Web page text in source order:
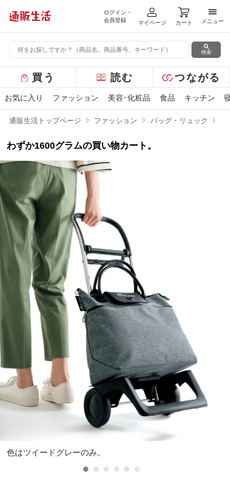
ログイン・
会員登録
マイページ カート
メニ
メニュー
検索
ー
バ
ュ
買う 読む つながる
お気に入り ファッション 美容･化粧品 食品 キッチン
通販生活トップページ ファッション バッグ・リュック
わずか1600グラムの買い物カート。
色はツイードグレーのみ。